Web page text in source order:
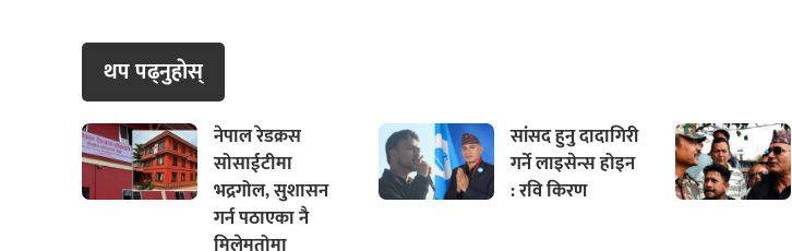
थप पढ्नुहाेस्
नेपाल रेडक्रस
सोसाईटीमा
भद्रगोल, सुशासन
गर्न पठाएका नै
सांसद हुनु दादागिरी
गर्ने लाइसेन्स होइन
: रवि किरण